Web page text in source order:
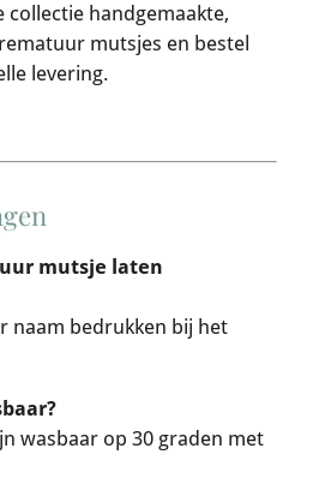
collectie handgemaakte,
mutsjes en bestel
levering.
mutsje laten
naam bedrukken bij het
wasbaar op 30 graden met